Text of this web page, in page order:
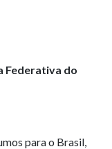
Federativa do
para o Brasil,